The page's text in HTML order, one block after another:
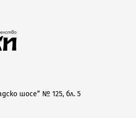
шосе” № 125, бл. 5